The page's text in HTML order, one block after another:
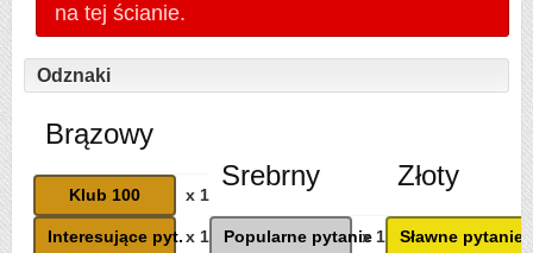
na tej ścianie.
Odznaki
Brązowy
Klub 100 x 1
Interesujące pyt.x 1
Srebrny
Popularne pytaniex 1
Złoty
Sławne pytanie